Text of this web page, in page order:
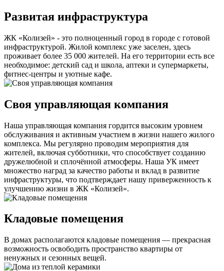
Развитая инфраструктура
ЖК «Колизей» - это полноценный город в городе с готовой
инфраструктурой. Жилой комплекс уже заселен, здесь
проживает более 35 000 жителей. На его территории есть все
необходимое: детский сад и школа, аптеки и супермаркеты,
фитнес-центры и уютные кафе.
Своя управляющая компания
Наша управляющая компания гордится высоким уровнем
обслуживания и активным участием в жизни нашего жилого
комплекса. Мы регулярно проводим мероприятия для
жителей, включая субботники, что способствует созданию
дружелюбной и сплочённой атмосферы. Наша УК имеет
множество наград за качество работы и вклад в развитие
инфраструктуры, что подтверждает нашу приверженность к
улучшению жизни в ЖК «Колизей».
Кладовые помещения
В домах располагаются кладовые помещения — прекрасная
возможность освободить пространство квартиры от
ненужных и сезонных вещей.